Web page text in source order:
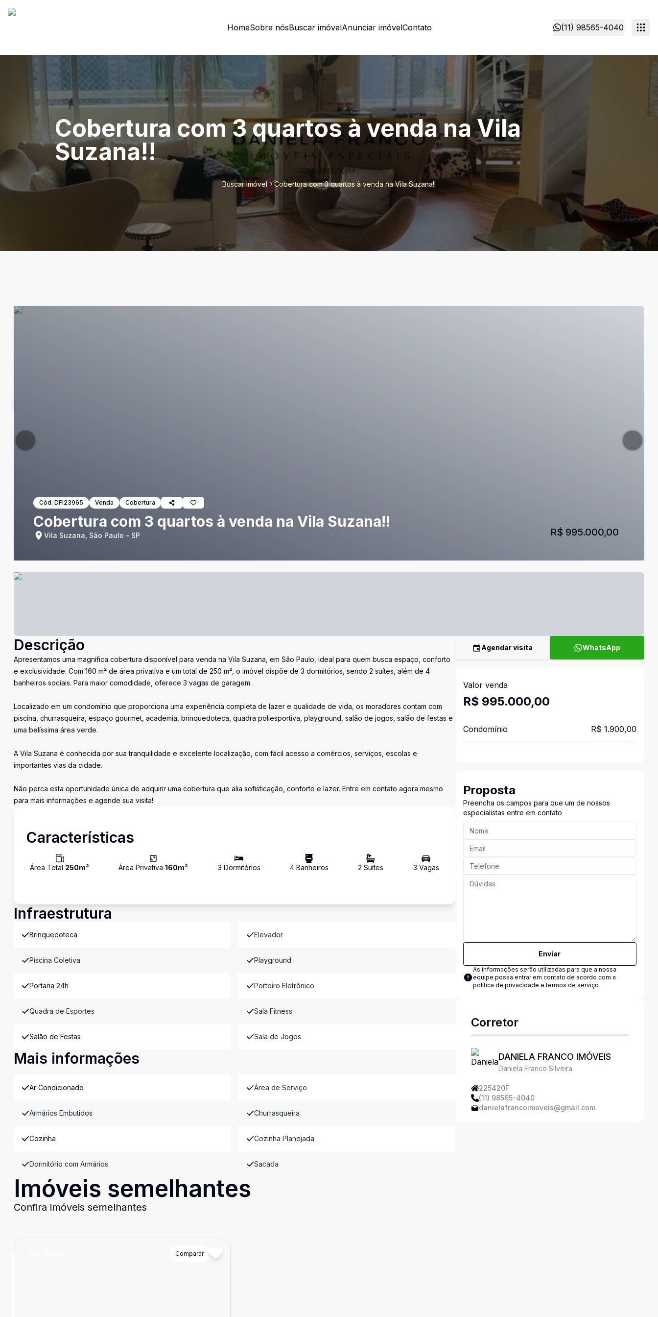
HomeSobre nósBuscar imóvelAnunciar imóvelContato (11) 98565-4040
Cobertura com 3 quartos à venda na Vila
Suzana!!
Buscar imóvel Cobertura com 3 quartos à venda na Vila Suzana!!
Cód: DFI23965 Venda Cobertura
Cobertura com 3 quartos à venda na Vila Suzana!!
Vila Suzana, São Paulo - SP R$ 995.000,00
Descrição
Apresentamos uma magnífica cobertura disponível para venda na Vila Suzana, em São Paulo, ideal para quem busca espaço, conforto
e exclusividade. Com 160 m² de área privativa e um total de 250 m², o imóvel dispõe de 3 dormitórios, sendo 2 suítes, além de 4
banheiros sociais. Para maior comodidade, oferece 3 vagas de garagem.
Localizado em um condomínio que proporciona uma experiência completa de lazer e qualidade de vida, os moradores contam com
piscina, churrasqueira, espaço gourmet, academia, brinquedoteca, quadra poliesportiva, playground, salão de jogos, salão de festas e
uma belíssima área verde.
A Vila Suzana é conhecida por sua tranquilidade e excelente localização, com fácil acesso a comércios, serviços, escolas e
importantes vias da cidade.
Não perca esta oportunidade única de adquirir uma cobertura que alia sofisticação, conforto e lazer. Entre em contato agora mesmo
para mais informações e agende sua visita!
Características
Área Total 250m² Área Privativa160m² 3 Dormitórios 4Banheiros 2 Suítes 3 Vagas
Infraestrutura
Brinquedoteca Elevador
Piscina Coletiva Playground
Portaria 24h Porteiro Eletrônico
Quadra de Esportes Sala Fitness
Salão de Festas Sala de Jogos
Mais informações
Ar Condicionado Área de Serviço
Armários Embutidos Churrasqueira
Cozinha Cozinha Planejada
Dormitório com Armários Sacada
Imóveis semelhantes
Confira imóveis semelhantes
Comparar
Agendar visita WhatsApp
Valor venda
R$ 995.000,00
Condomínio R$ 1.900,00
Proposta
Preencha os campos para que um de nossos
especialistas entre em contato
Enviar
As informações serão utilizadas para que a nossa
equipe possa entrar em contato de acordo com a
política de privacidade e termos de serviço
Corretor
DANIELA FRANCO IMÓVEIS
Daniela Franco Silveira
225420F
(11) 98565-4040
danielafrancoimoveis@gmail.com